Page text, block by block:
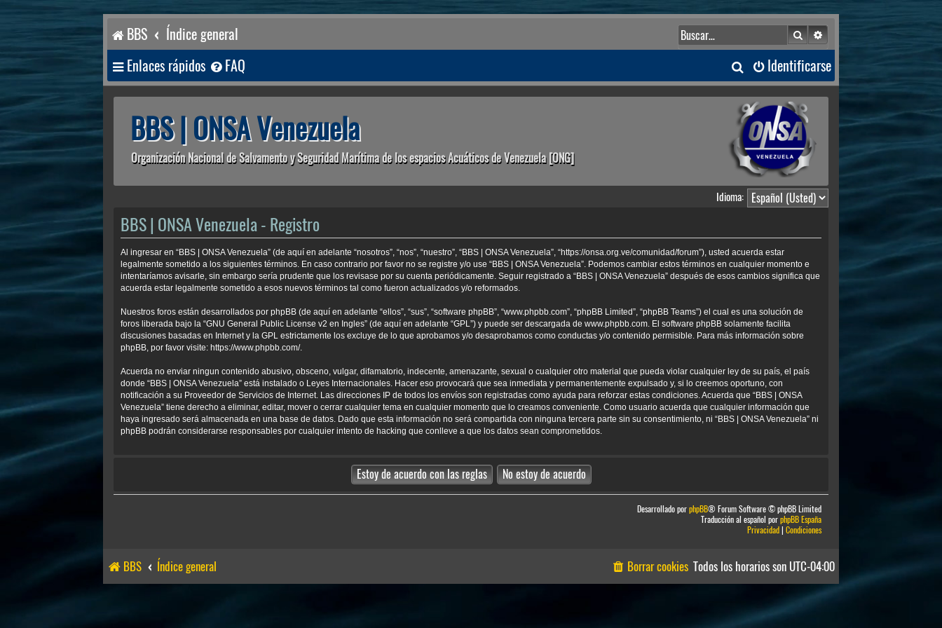
BBS Índice general BuscarBúsqueda avanzada
Enlaces rápidos FAQ Identificarse
u
s
c
a
BBS | ONSA Venezuela
Organización Nacional de Salvamento y Seguridad Marítima de los espacios Acuáticos de Venezuela [ONG]
Idioma:
BBS | ONSA Venezuela - Registro
Al ingresar en “BBS | ONSA Venezuela” (de aquí en adelante “nosotros”, “nos”, “nuestro”, “BBS | ONSA Venezuela”, “https://onsa.org.ve/comunidad/forum”), usted acuerda estar
legalmente sometido a los siguientes términos. En caso contrario por favor no se registre y/o use “BBS | ONSA Venezuela”. Podemos cambiar estos términos en cualquier momento e
intentaríamos avisarle, sin embargo sería prudente que los revisase por su cuenta periódicamente. Seguir registrado a “BBS | ONSA Venezuela” después de esos cambios significa que
acuerda estar legalmente sometido a esos nuevos términos tal como fueron actualizados y/o reformados.
Nuestros foros están desarrollados por phpBB (de aquí en adelante “ellos”, “sus”, “software phpBB”, “www.phpbb.com”, “phpBB Limited”, “phpBB Teams”) el cual es una solución de
foros liberada bajo la “GNU General Public License v2 en Ingles” (de aquí en adelante “GPL”) y puede ser descargada de www.phpbb.com. El software phpBB solamente facilita
discusiones basadas en Internet y la GPL estrictamente los excluye de lo que aprobamos y/o desaprobamos como conductas y/o contenido permisible. Para más información sobre
phpBB, por favor visite: https://www.phpbb.com/.
Acuerda no enviar ningun contenido abusivo, obsceno, vulgar, difamatorio, indecente, amenazante, sexual o cualquier otro material que pueda violar cualquier ley de su país, el país
donde “BBS | ONSA Venezuela” está instalado o Leyes Internacionales. Hacer eso provocará que sea inmediata y permanentemente expulsado y, si lo creemos oportuno, con
notificación a su Proveedor de Servicios de Internet. Las direcciones IP de todos los envíos son registradas como ayuda para reforzar estas condiciones. Acuerda que “BBS | ONSA
Venezuela” tiene derecho a eliminar, editar, mover o cerrar cualquier tema en cualquier momento que lo creamos conveniente. Como usuario acuerda que cualquier información que
haya ingresado será almacenada en una base de datos. Dado que esta información no será compartida con ninguna tercera parte sin su consentimiento, ni “BBS | ONSA Venezuela” ni
phpBB podrán considerarse responsables por cualquier intento de hacking que conlleve a que los datos sean comprometidos.
Desarrollado porphpBB® Forum Software © phpBB Limited
Traducción al español porphpBB España
Privacidad| Condiciones
BBS Índice general Todos los horarios son UTC-04:00
Borrar cookies